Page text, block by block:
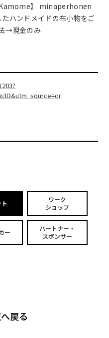
Kamome】 minaperhonen
ハンドメイドの布小物をご
→現金のみ
ワーク
ショップ
ー
パートナー・
スポンサー
戻る